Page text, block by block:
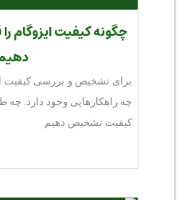
چگونه کیفیت ایزوگام
برای تشخیص و بررسی کیفیت
چه راهکارهایی وجود دارد. چه
کیفیت تشخیص دهیم